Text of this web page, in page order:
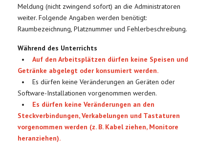
Meldung (nicht zwingend sofort) an die Administratoren
weiter. Folgende Angaben werden benötigt:
Raumbezeichnung, Platznummer und Fehlerbeschreibung.
Während des Unterrichts
•Auf den Arbeitsplätzen dürfen keine Speisen und
Getränke abgelegt oder konsumiert werden.
• Es dürfen keine Veränderungen an Geräten oder
Software-Installationen vorgenommen werden.
• Es dürfen keine Veränderungen an den
Steckverbindungen, Verkabelungen und Tastaturen
vorgenommen werden (z. B. Kabel ziehen, Monitore
heranziehen).